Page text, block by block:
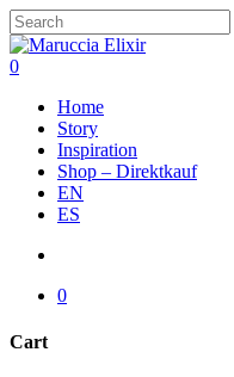
Skip
to
main
Close
Search
account
0
Home
Story
Inspiration
Shop – Direktkauf
EN
ES
0
Cart